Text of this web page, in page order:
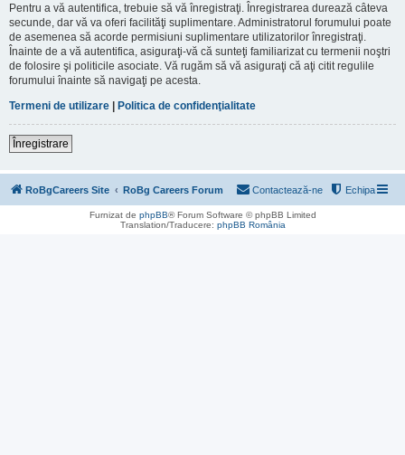
Pentru a vă autentifica, trebuie să vă înregistraţi. Înregistrarea durează câteva
secunde, dar vă va oferi facilităţi suplimentare. Administratorul forumului poate
de asemenea să acorde permisiuni suplimentare utilizatorilor înregistraţi.
Înainte de a vă autentifica, asiguraţi-vă că sunteţi familiarizat cu termenii noştri
de folosire şi politicile asociate. Vă rugăm să vă asiguraţi că aţi citit regulile
forumului înainte să navigaţi pe acesta.
Termeni de utilizare | Politica de confidenţialitate
Înregistrare
RoBgCareers Site RoBg Careers Forum Echipa
Contactează-ne
Furnizat de phpBB® Forum Software © phpBB Limited
Translation/Traducere: phpBB România